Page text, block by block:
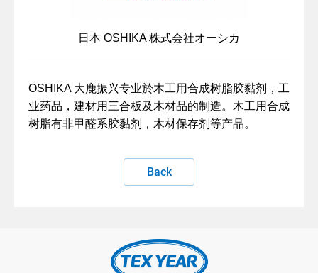
日本 OSHIKA 株式会社オーシカ
OSHIKA 大鹿振兴专业於木工用合成树脂胶黏剂，工
业药品，建材用三合板及木材品的制造。木工用合成
树脂有非甲醛系胶黏剂，木材保存剂等产品。
Back